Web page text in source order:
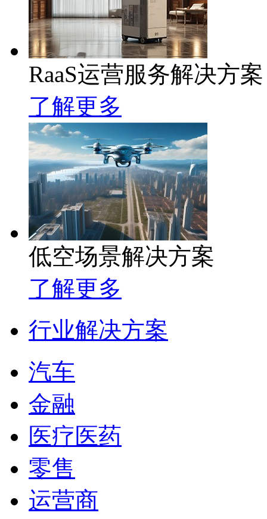
RaaS运营服务解决方案
了解更多
低空场景解决方案
了解更多
行业解决方案
汽车
金融
医疗医药
零售
运营商